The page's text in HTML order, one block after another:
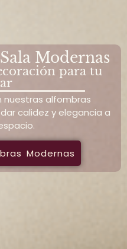
Modernas
para tu
nuestras alfombras
calidez y elegancia a
Modernas